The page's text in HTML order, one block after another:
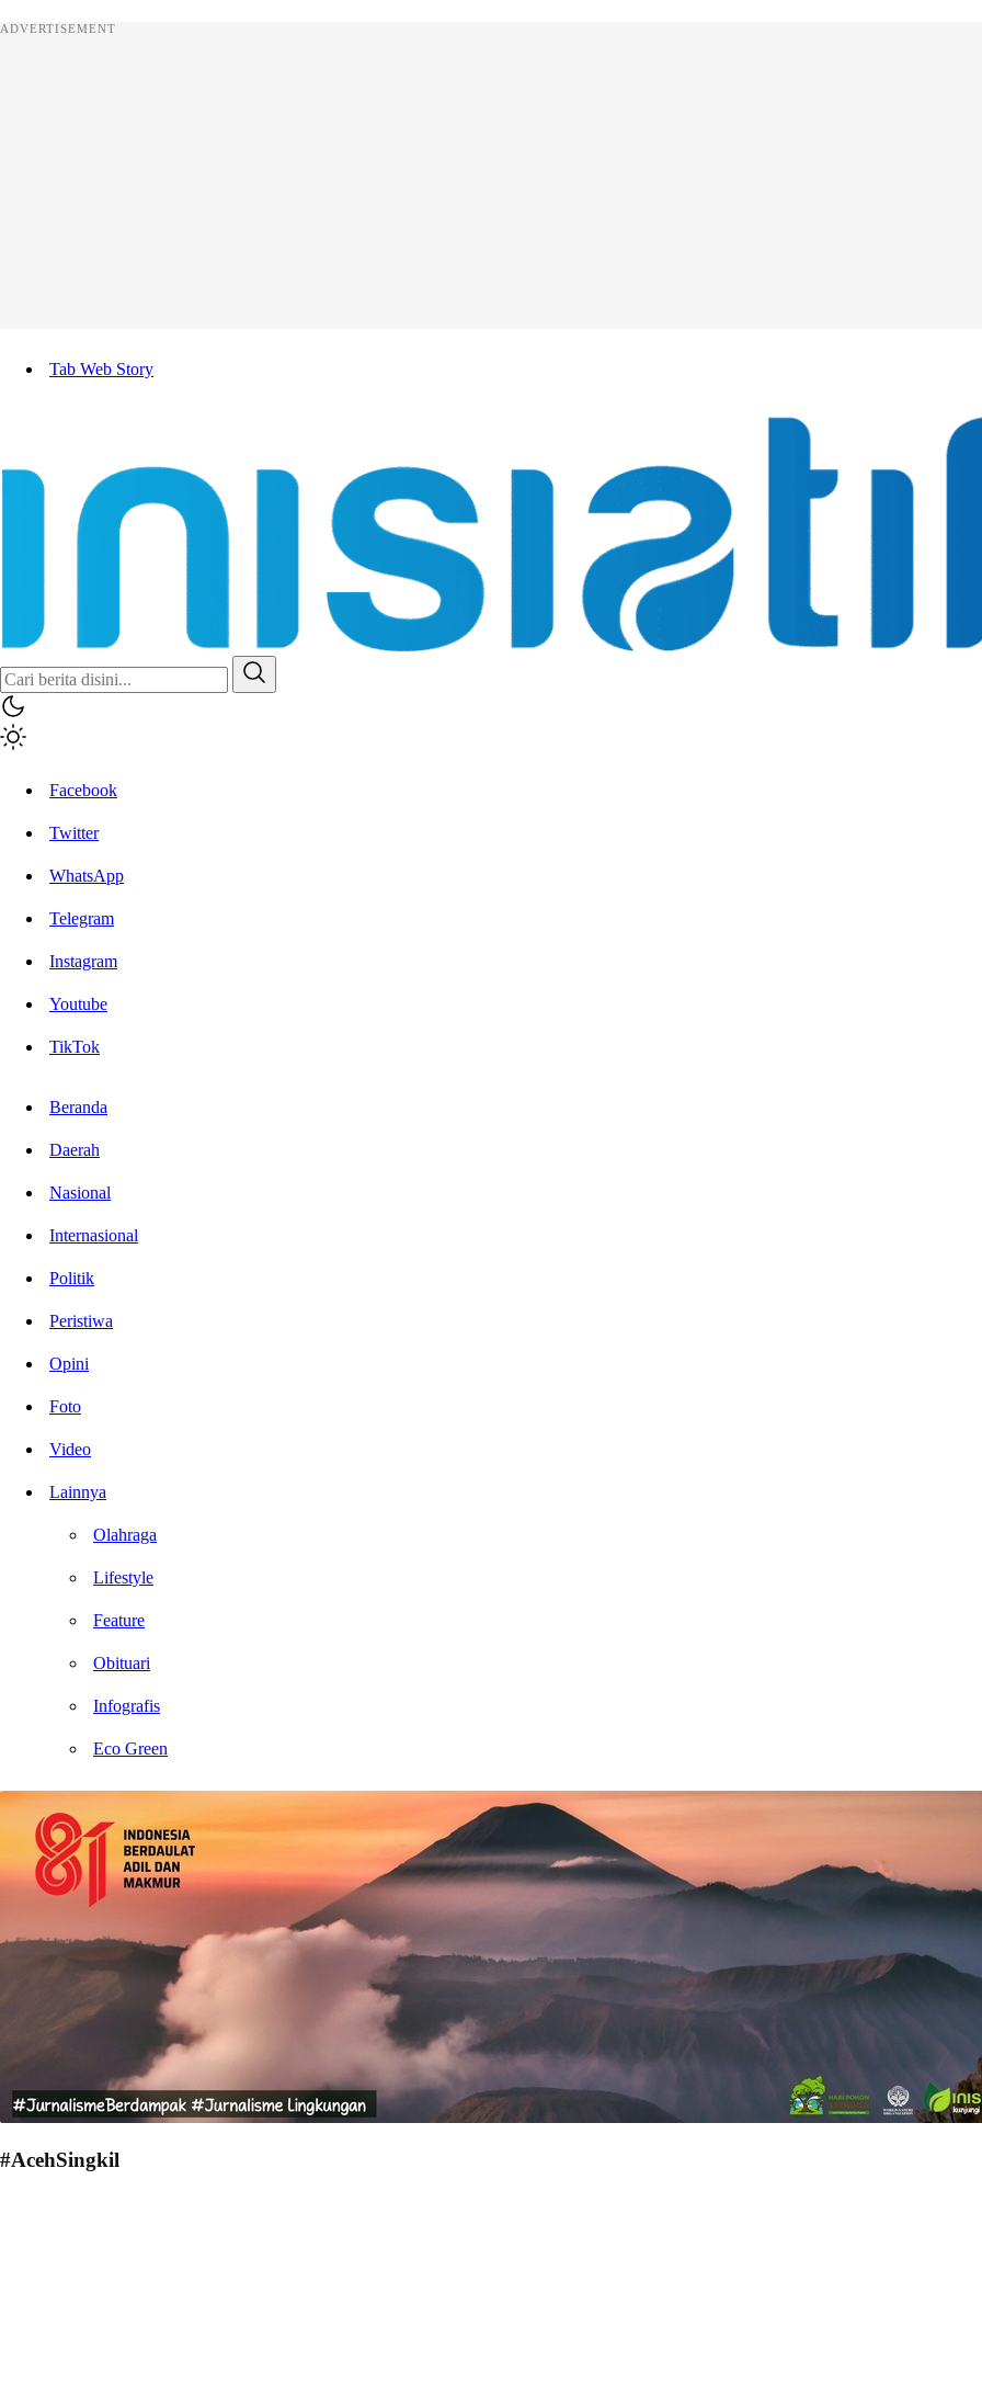
ADVERTISEMENT
Tab Web Story
Inisiatif.co
Stay Connected Stay Informed
Facebook
Twitter
WhatsApp
Telegram
Instagram
Youtube
TikTok
Beranda
Daerah
Nasional
Internasional
Politik
Peristiwa
Opini
Foto
Video
Lainnya
Olahraga
Lifestyle
Feature
Obituari
Infografis
Eco Green
#AcehSingkil